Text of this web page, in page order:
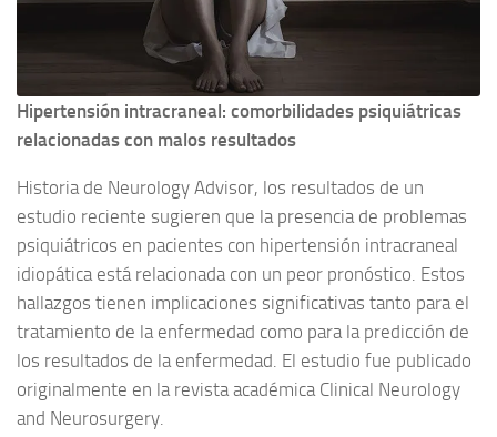
Hipertensión intracraneal: comorbilidades psiquiátricas
relacionadas con malos resultados
Historia de Neurology Advisor, los resultados de un
estudio reciente sugieren que la presencia de problemas
psiquiátricos en pacientes con hipertensión intracraneal
idiopática está relacionada con un peor pronóstico. Estos
hallazgos tienen implicaciones significativas tanto para el
tratamiento de la enfermedad como para la predicción de
los resultados de la enfermedad. El estudio fue publicado
originalmente en la revista académica Clinical Neurology
and Neurosurgery.